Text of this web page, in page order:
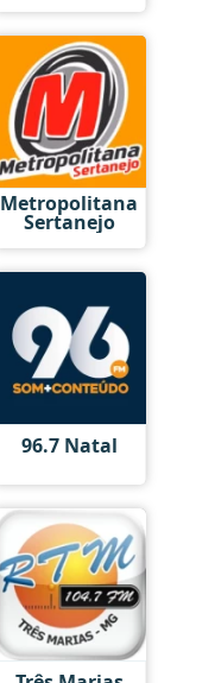
Metropolitana
Sertanejo
96.7 Natal